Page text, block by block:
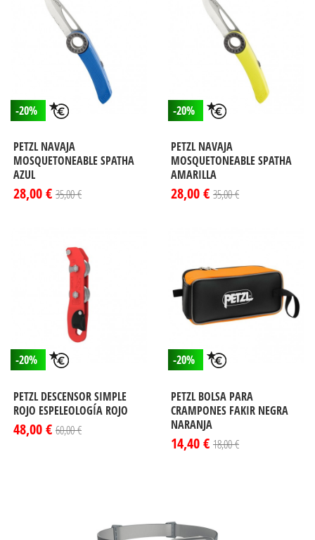
-20%
PETZL NAVAJA
MOSQUETONEABLE SPATHA
AZUL
28,00 € 35,00 €
-20%
PETZL NAVAJA
MOSQUETONEABLE SPATHA
AMARILLA
28,00 € 35,00 €
-20%
PETZL DESCENSOR SIMPLE
ROJO ESPELEOLOGÍA ROJO
48,00 € 60,00 €
-20%
PETZL BOLSA PARA
CRAMPONES FAKIR NEGRA
NARANJA
14,40 € 18,00 €